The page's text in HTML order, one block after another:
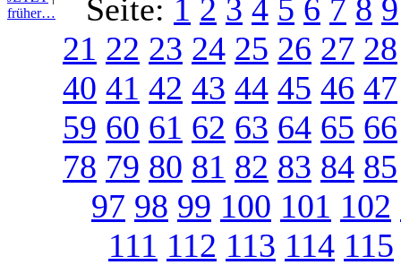
früher…
Seite: 1 2 3 4 5 6 7 8 9
21 22 23 24 25 26 27 28
40 41 42 43 44 45 46 47
59 60 61 62 63 64 65 66
78 79 80 81 82 83 84 85
97 98 99 100 101 102
111 112 113 114 115